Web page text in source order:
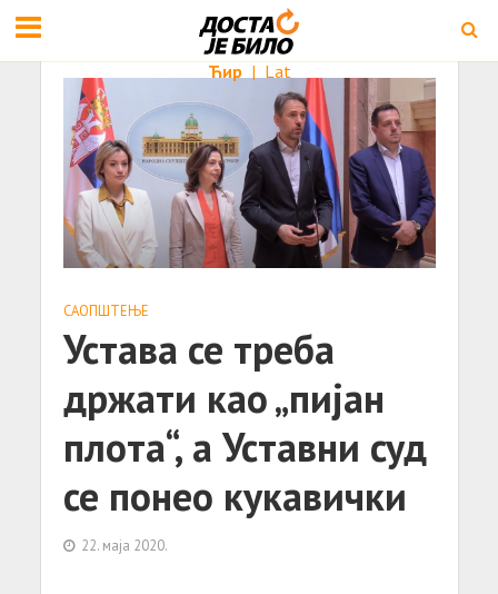
Ћир | Lat
САОПШТЕЊE
Устава се треба
држати као „пијан
плота“, а Уставни суд
се понео кукавички
22. маја 2020.